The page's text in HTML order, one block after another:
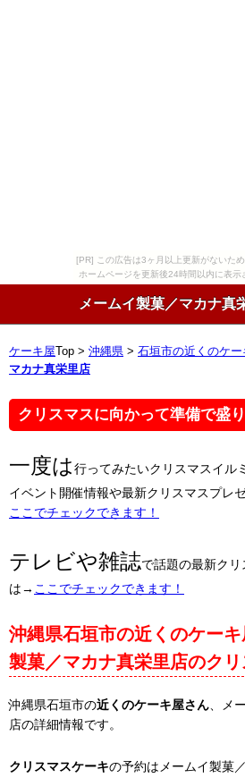
[PR] この広告は3ヶ月以上更新がないため
ホームページを更新後24時間以内に表示
メームイ製菓／マカナ
ケーキ屋 Top > 沖縄県 > 石垣市の近くのケー
マカナ真栄里店
クリスマスに向かって準備で盛
一度は行ってみたいクリスマスイル
イベント開催情報や最新クリスマスプレ
ここでチェックできます！
テレビや雑誌で話題の最新ク
は→ ここでチェックできます！
沖縄県石垣市の近くのケー
製菓／マカナ真栄里店のク
沖縄県石垣市の近くのケーキ屋さん 、メ
店の詳細情報です。
クリスマスケーキの予約はメームイ製菓